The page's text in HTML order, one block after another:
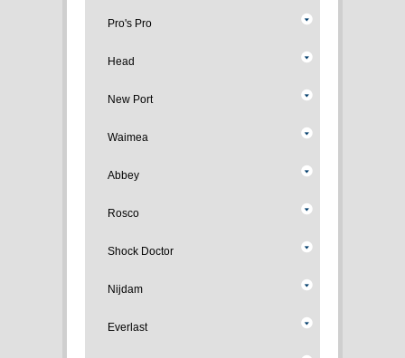
Pro's Pro
Head
New Port
Waimea
Abbey
Rosco
Shock Doctor
Nijdam
Everlast